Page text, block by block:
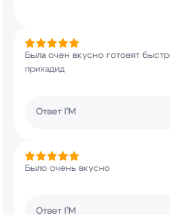
Была очен вкусно готовят
прихадид
Ответ I’M
Было очень вкусно
Ответ I’M